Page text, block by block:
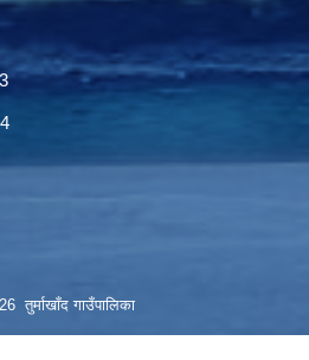
तुर्माखाँद गाउँपालिका